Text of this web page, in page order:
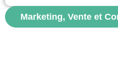
voir
Marketing, Vente et